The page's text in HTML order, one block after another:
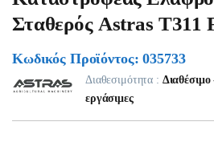
Σταθερός Astras T311
Κωδικός Προϊόντος: 035733
Διαθεσιμότητα :
εργάσιμες